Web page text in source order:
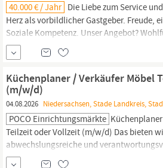
40.000 € / Jahr Die Liebe zum Service
Herz als vorbildlicher Gastgeber. Freude,
Soziale Kompetenz. Unser Angebot?
Mitarbeiterrabatte - Corporate Benefits
mehr) Weiterbildungsmöglichkeiten
mehr) Personalrabatte auf Speisen,
Kreditkarte nach...
Küchenplaner / Verkäufer Möbel
(m/w/d)
04.08.2026 Niedersachsen, Stade Landkreis,
POCO Einrichtungsmärkte
Teilzeit oder Vollzeit (m/w/d) Das bieten
abwechslungsreiche und
kollegialen und familiären Arbeitsumfeld